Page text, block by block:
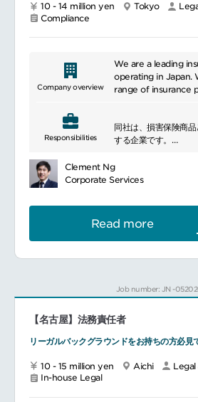
外部法律事務所を管
フレックスタイム（
在宅勤務可
10 - 14 million yen Tokyo
Compliance
Company overview
We are a leading
operating in Japan.
range of insurance
range of insurance
automobile, fire, and
meet the insurance
customers. We
responses, earning
clients. In addition,
stable operations
our years of
With our leadership
Responsibilities
同社は、損害保険商
する企業です。
ップのもと、
真にグローバルな機能
この変革を推進するた
【コンプライアンス・
を募集します。
━━━━━━━━━━━━━━━
ント、規制報告を管
ムと主体的に連携して
グローバルポリシー、
続きの導入・維持
次コンプライアンス
Clement Ng
Corporate Services
Read more
Job number: JN -
【名古屋】法務責任者
リーガルバックグラウンドをお持ちの方必見
10 - 15 million yen Aichi
Legal
In-house Legal